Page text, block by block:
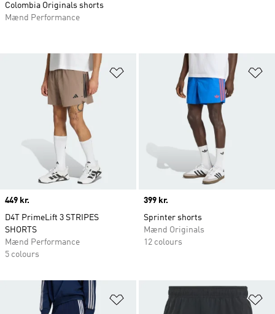
Føj til ønskeliste
Price
449 kr.
D4T PrimeLift 3 STRIPES
SHORTS
Mænd Performance
5 colours
Price
399 kr.
Sprinter shorts
Mænd Originals
12 colours
Føj til ønskeliste
Colombia Originals shorts
Mænd Performance